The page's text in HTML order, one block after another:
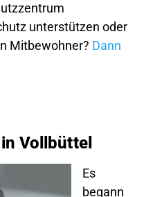
unterstützen oder
Mitbewohner? Dann
Vollbüttel
Es
begann